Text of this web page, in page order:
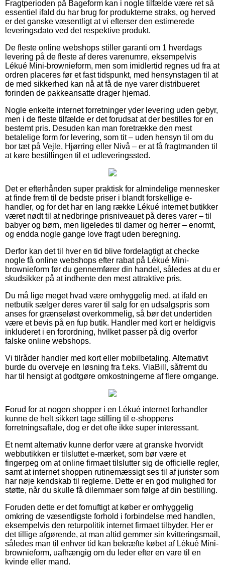
Fragtperioden på Bageform kan i nogle tilfælde være ret så
essentiel ifald du har brug for produkterne straks, og herved
er det ganske væsentligt at vi efterser den estimerede
leveringsdato ved det respektive produkt.
De fleste online webshops stiller garanti om 1 hverdags
levering på de fleste af deres varenumre, eksempelvis
Lékué Mini-brownieform, men som imidlertid regnes ud fra at
ordren placeres før et fast tidspunkt, med hensynstagen til at
de med sikkerhed kan nå at få de nye varer distribueret
forinden de pakkeansatte drager hjemad.
Nogle enkelte internet forretninger yder levering uden gebyr,
men i de fleste tilfælde er det forudsat at der bestilles for en
bestemt pris. Desuden kan man foretrække den mest
betalelige form for levering, som tit – uden hensyn til om du
bor tæt på Vejle, Hjørring eller Nivå – er at få fragtmanden til
at køre bestillingen til et udleveringssted.
Det er efterhånden super praktisk for almindelige mennesker
at finde frem til de bedste priser i blandt forskellige e-
handler, og for det har en lang række Lékué internet butikker
været nødt til at nedbringe prisniveauet på deres varer – til
babyer og børn, men ligeledes til damer og herrer – enormt,
og endda nogle gange love fragt uden beregning.
Derfor kan det til hver en tid blive fordelagtigt at checke
nogle få online webshops efter rabat på Lékué Mini-
brownieform før du gennemfører din handel, således at du er
skudsikker på at indhente den mest attraktive pris.
Du må lige meget hvad være omhyggelig med, at ifald en
netbutik sælger deres varer til salg for en udsalgspris som
anses for grænseløst overkommelig, så bør det undertiden
være et bevis på en fup butik. Handler med kort er heldigvis
inkluderet i en forordning, hvilket passer på dig overfor
falske online webshops.
Vi tilråder handler med kort eller mobilbetaling. Alternativt
burde du overveje en løsning fra f.eks. ViaBill, såfremt du
har til hensigt at godtgøre omkostningerne af flere omgange.
Forud for at nogen shopper i en Lékué internet forhandler
kunne de helt sikkert tage stilling til e-shoppens
forretningsaftale, dog er det ofte ikke super interessant.
Et nemt alternativ kunne derfor være at granske hvorvidt
webbutikken er tilsluttet e-mærket, som bør være et
fingerpeg om at online firmaet tilslutter sig de officielle regler,
samt at internet shoppen rutinemæssigt ses til af jurister som
har nøje kendskab til reglerne. Dette er en god mulighed for
støtte, når du skulle få dilemmaer som følge af din bestilling.
Foruden dette er det fornuftigt at køber er omhyggelig
omkring de væsentligste forhold i forbindelse med handlen,
eksempelvis den returpolitik internet firmaet tilbyder. Her er
det tillige afgørende, at man altid gemmer sin kvitteringsmail,
således man til enhver tid kan bekræfte købet af Lékué Mini-
brownieform, uafhængig om du leder efter en vare til en
kvinde eller mand.